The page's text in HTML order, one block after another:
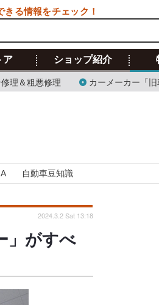
ア ショップ紹介
理＆粗悪修理 カーメーカー「
自動車豆知識
」がすべ
2024.3.2 Sat 13:18
きる情報をチェック！